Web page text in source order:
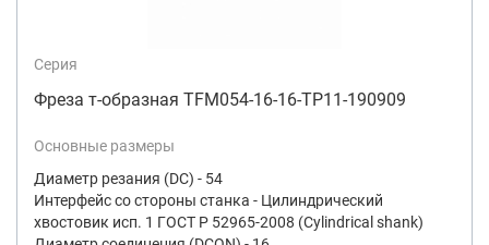
Серия
Фреза т-образная TFM054-16-16-TP11-190909
Основные размеры
Диаметр резания (DC) - 54
Интерфейс со стороны станка - Цилиндрический
хвостовик исп. 1 ГОСТ Р 52965-2008 (Cylindrical shank)